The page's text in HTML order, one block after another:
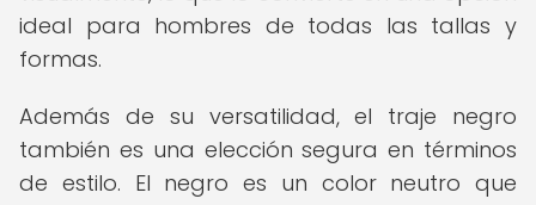
ideal para hombres de todas las tallas y
formas.
Además de su versatilidad, el traje negro
también es una elección segura en términos
de estilo. El negro es un color neutro que